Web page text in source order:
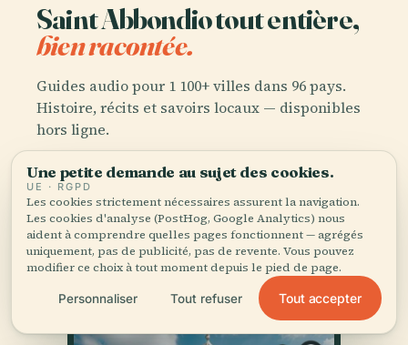
Saint Abbondio tout entière,
bien racontée.
Guides audio pour 1 100+ villes dans 96 pays.
Histoire, récits et savoirs locaux — disponibles
hors ligne.
Télécharger l'application
Rejoignez 50 000+ voyageurs
Une petite demande au sujet des cookies.
UE · RGPD
Les cookies strictement nécessaires assurent la navigation.
Les cookies d'analyse (PostHog, Google Analytics) nous
aident à comprendre quelles pages fonctionnent — agrégés
uniquement, pas de publicité, pas de revente. Vous pouvez
modifier ce choix à tout moment depuis le pied de page.
Personnaliser Tout refuser Tout accepter